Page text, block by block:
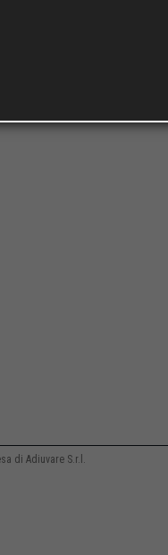
di Adiuvare S.r.l.